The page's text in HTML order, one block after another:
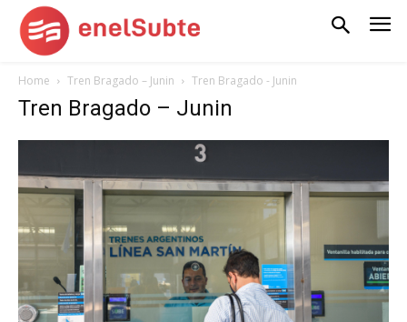
Home Tren Bragado – Junin Tren Bragado - Junin
Tren Bragado – Junin